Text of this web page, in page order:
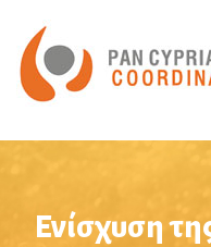
Ενίσχυση